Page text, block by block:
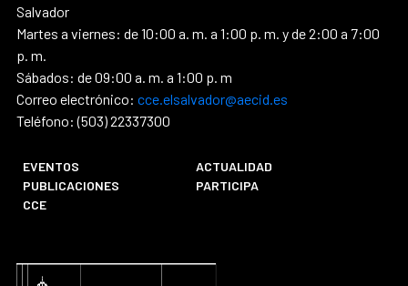
Salvador
Martes a viernes: de 10:00 a. m. a 1:00 p. m. y de 2:00 a 7:00
p. m.
Sábados: de 09:00 a. m. a 1:00 p. m
Correo electrónico: cce.elsalvador@aecid.es
Teléfono: (503) 22337300
EVENTOS
ACTUALIDAD
PUBLICACIONES
PARTICIPA
CCE